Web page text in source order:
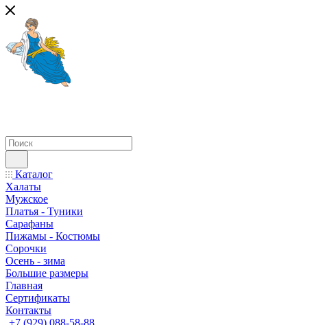
Каталог
Халаты
Мужское
Платья - Туники
Сарафаны
Пижамы - Костюмы
Сорочки
Oсень - зима
Большие размеры
Главная
Сертификаты
Контакты
+7 (929) 088-58-88